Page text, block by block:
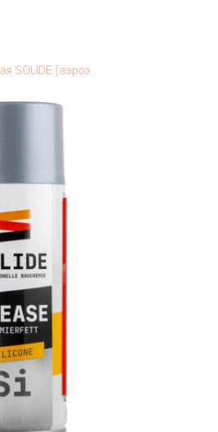
Смазка силиконовая SOLIDE (аэрозоль) 400 мл, Китай